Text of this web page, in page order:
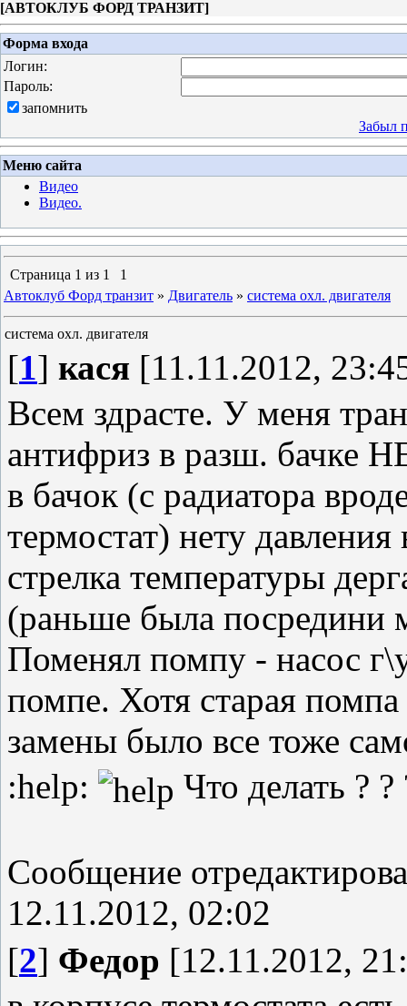
[АВТОКЛУБ ФОРД ТРАНЗИТ]
Форма входа
Логин:
Пароль:
запомнить
Забыл
Меню сайта
Видео
Видео.
Страница 1 из 1
1
Автоклуб Форд транзит » Двигатель » система охл. двигателя
система охл. двигателя
[1] кася [11.11.2012,
Всем здрасте. У меня
антифриз в разш.
в бачок (с радиатора
термостат) нету
стрелка температуры
(раньше была посредини
Поменял помпу - насос
помпе. Хотя старая
замены было все тоже
:help:
Что делать ? ?
Сообщение
12.11.2012, 02:02
[2] Федор [12.11.2012,